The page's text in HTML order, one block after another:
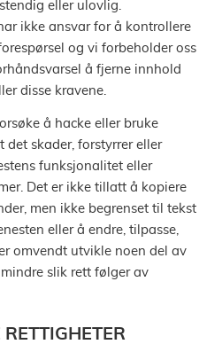
eller ulovlig.
ikke ansvar for å kontrollere
og vi forbeholder oss
å fjerne innhold
disse kravene.
å hacke eller bruke
det skader, forstyrrer eller
funksjonalitet eller
Det er ikke tillatt å kopiere
men ikke begrenset til tekst
eller å endre, tilpasse,
omvendt utvikle noen del av
mindre slik rett følger av